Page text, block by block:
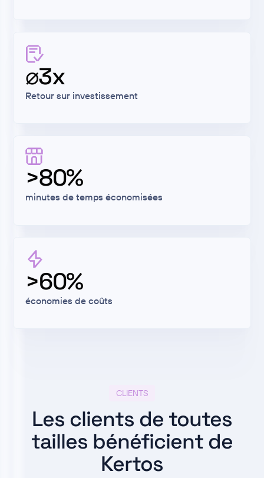
⌀3x
Retour sur investissement
>80%
minutes de temps économisées
>60%
économies de coûts
CLIENTS
Les clients de toutes
tailles bénéficient de
Kertos